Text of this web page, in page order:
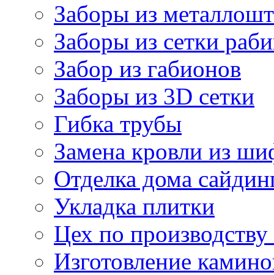
Заборы из
Заборы из сетки
Забор из габионов
Заборы из 3D сетки
Гибка трубы
Замена кровли из
Отделка дома
Укладка плитки
Цех по
Изготовление